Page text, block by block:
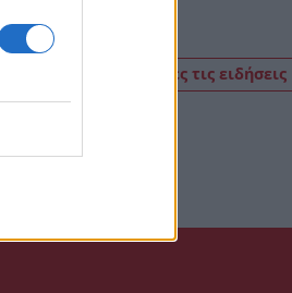
Δείτε όλες τις ειδήσεις